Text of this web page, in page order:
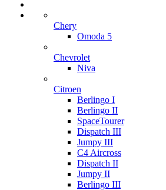
Chery
Omoda 5
Chevrolet
Niva
Citroen
Berlingo I
Berlingo II
SpaceTourer
Dispatch III
Jumpy III
C4 Aircross
Dispatch II
Jumpy II
Berlingo III